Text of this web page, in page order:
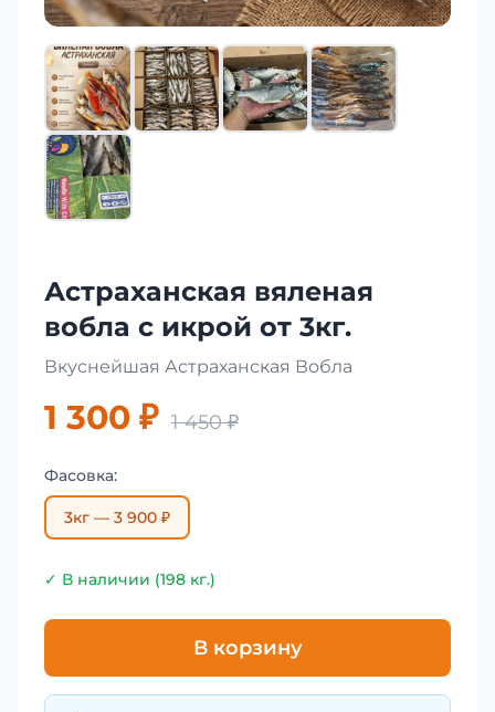
Астраханская вяленая
вобла с икрой от 3кг.
Вкуснейшая Астраханская Вобла
1 300 ₽ 1 450 ₽
Фасовка:
3кг — 3 900 ₽
✓ В наличии (198 кг.)
В корзину